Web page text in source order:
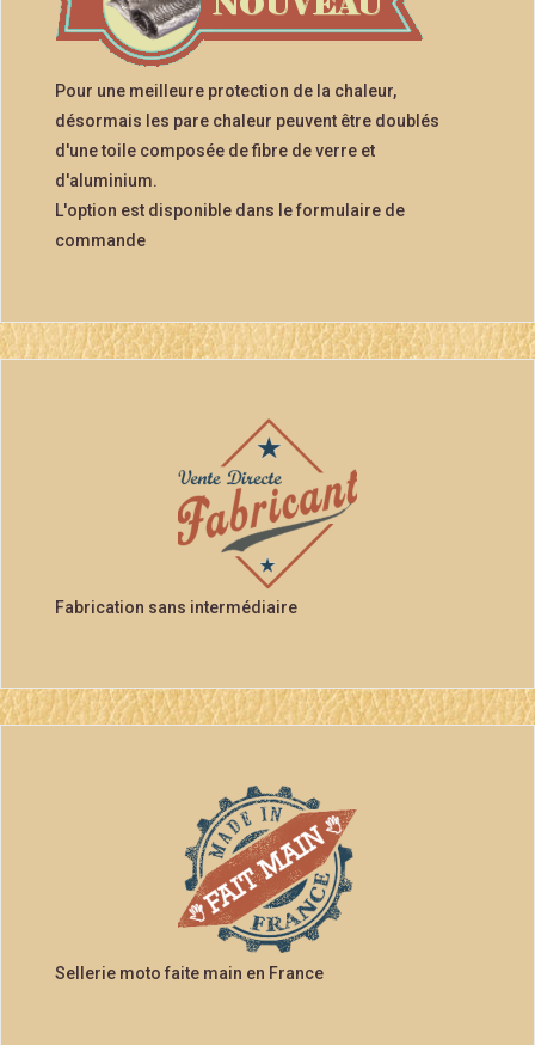
Pour une meilleure protection de la chaleur,
désormais les pare chaleur peuvent être doublés
d'une toile composée de fibre de verre et
d'aluminium.
L'option est disponible dans le formulaire de
commande
Fabrication sans intermédiaire
Sellerie moto faite main en France